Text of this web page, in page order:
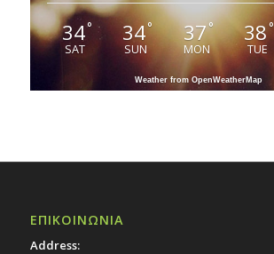
34°
SAT
34°
SUN
37°
MON
38°
TUE
Weather from OpenWeatherMap
ΕΠΙΚΟΙΝΩΝΙΑ
Address: